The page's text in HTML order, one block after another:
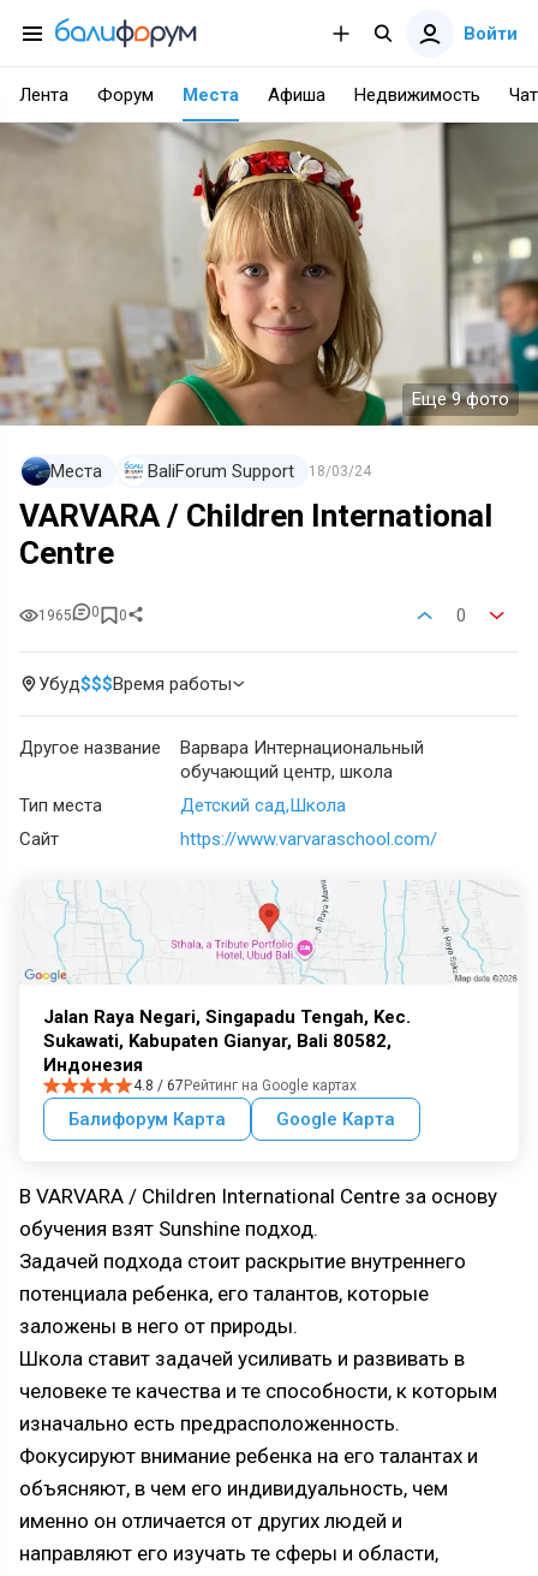
Войти
Лента Форум Места Афиша Недвижимость Чат
Еще 9 фото
Места BaliForum Support 18/03/24
VARVARA / Children International
Centre
1965 0 0 0
Убуд$$$Время работы
Другое название
Варвара Интернациональный
обучающий центр, школа
Тип места
Детский сад Школа
Сайт
https://www.varvaraschool.com/
Jalan Raya Negari, Singapadu Tengah, Kec.
Sukawati, Kabupaten Gianyar, Bali 80582,
Индонезия
4.8 / 67 Рейтинг на Google картах
Балифорум Карта Google Карта
В VARVARA / Children International Centre за основу
обучения взят Sunshine подход.
Задачей подхода стоит раскрытие внутреннего
потенциала ребенка, его талантов, которые
заложены в него от природы.
Школа ставит задачей усиливать и развивать в
человеке те качества и те способности, к которым
изначально есть предрасположенность.
Фокусируют внимание ребенка на его талантах и
объясняют, в чем его индивидуальность, чем
именно он отличается от других людей и
направляют его изучать те сферы и области,